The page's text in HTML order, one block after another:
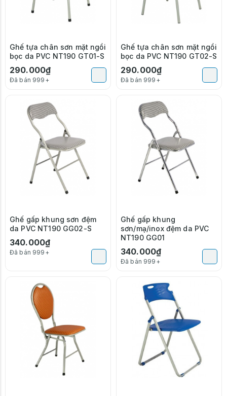
Ghế tựa chân sơn mặt ngồi
bọc da PVC NT190 GT01-S
290.000₫
Đã bán 999+
Ghế tựa chân sơn mặt ngồi
bọc da PVC NT190 GT02-S
290.000₫
Đã bán 999+
Ghế gấp khung sơn đệm
da PVC NT190 GG02-S
340.000₫
Đã bán 999+
Ghế gấp khung
sơn/mạ/inox đệm da PVC
NT190 GG01
340.000₫
Đã bán 999+